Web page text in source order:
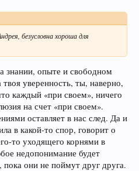
безусловна хороша для
знании, опыте и свободном
уверенность, ты, наверно,
каждый «при своем», ничего
на счет «при своем».
оставляет в нас след. Да и
в какой-то спор, говорит о
то уходящего корнями в
недопонимание будет
пока они не поймут друг друга.